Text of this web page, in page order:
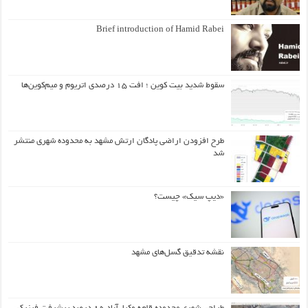
Brief introduction of Hamid Rabei
سقوط شدید بیت کوین ؛ افت ۱۵ درصدی اتریوم و میم‌کوین‌ها
طرح افزودن اراضی پادگان ارتش مشهد به محدوده شهری منتشر
شد
«دیپ سیک» چیست؟
نقشه تدقیق گسل‌های مشهد